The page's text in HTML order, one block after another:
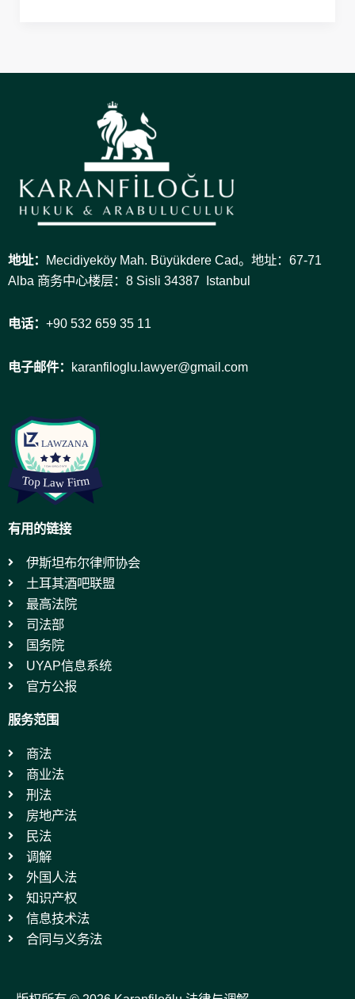
地址： Mecidiyeköy Mah. Büyükdere Cad。地址：67-71
Alba 商务中心楼层：8 Sisli 34387 Istanbul
电话： +90 532 659 35 11
电子邮件： karanfiloglu.lawyer@gmail.com
有用的链接
伊斯坦布尔律师协会
土耳其酒吧联盟
最高法院
司法部
国务院
UYAP信息系统
官方公报
服务范围
商法
商业法
刑法
房地产法
民法
调解
外国人法
知识产权
信息技术法
合同与义务法